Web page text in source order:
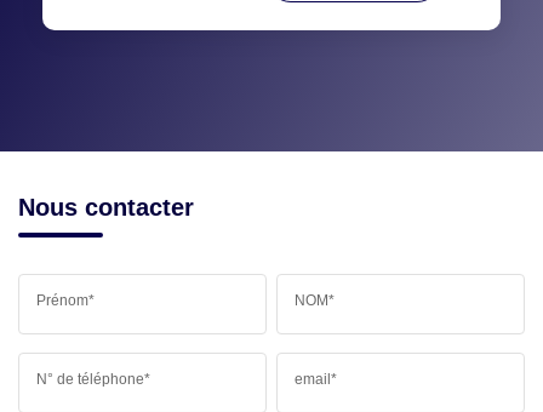
Nous contacter
Prénom* NOM*
N° de téléphone* email*